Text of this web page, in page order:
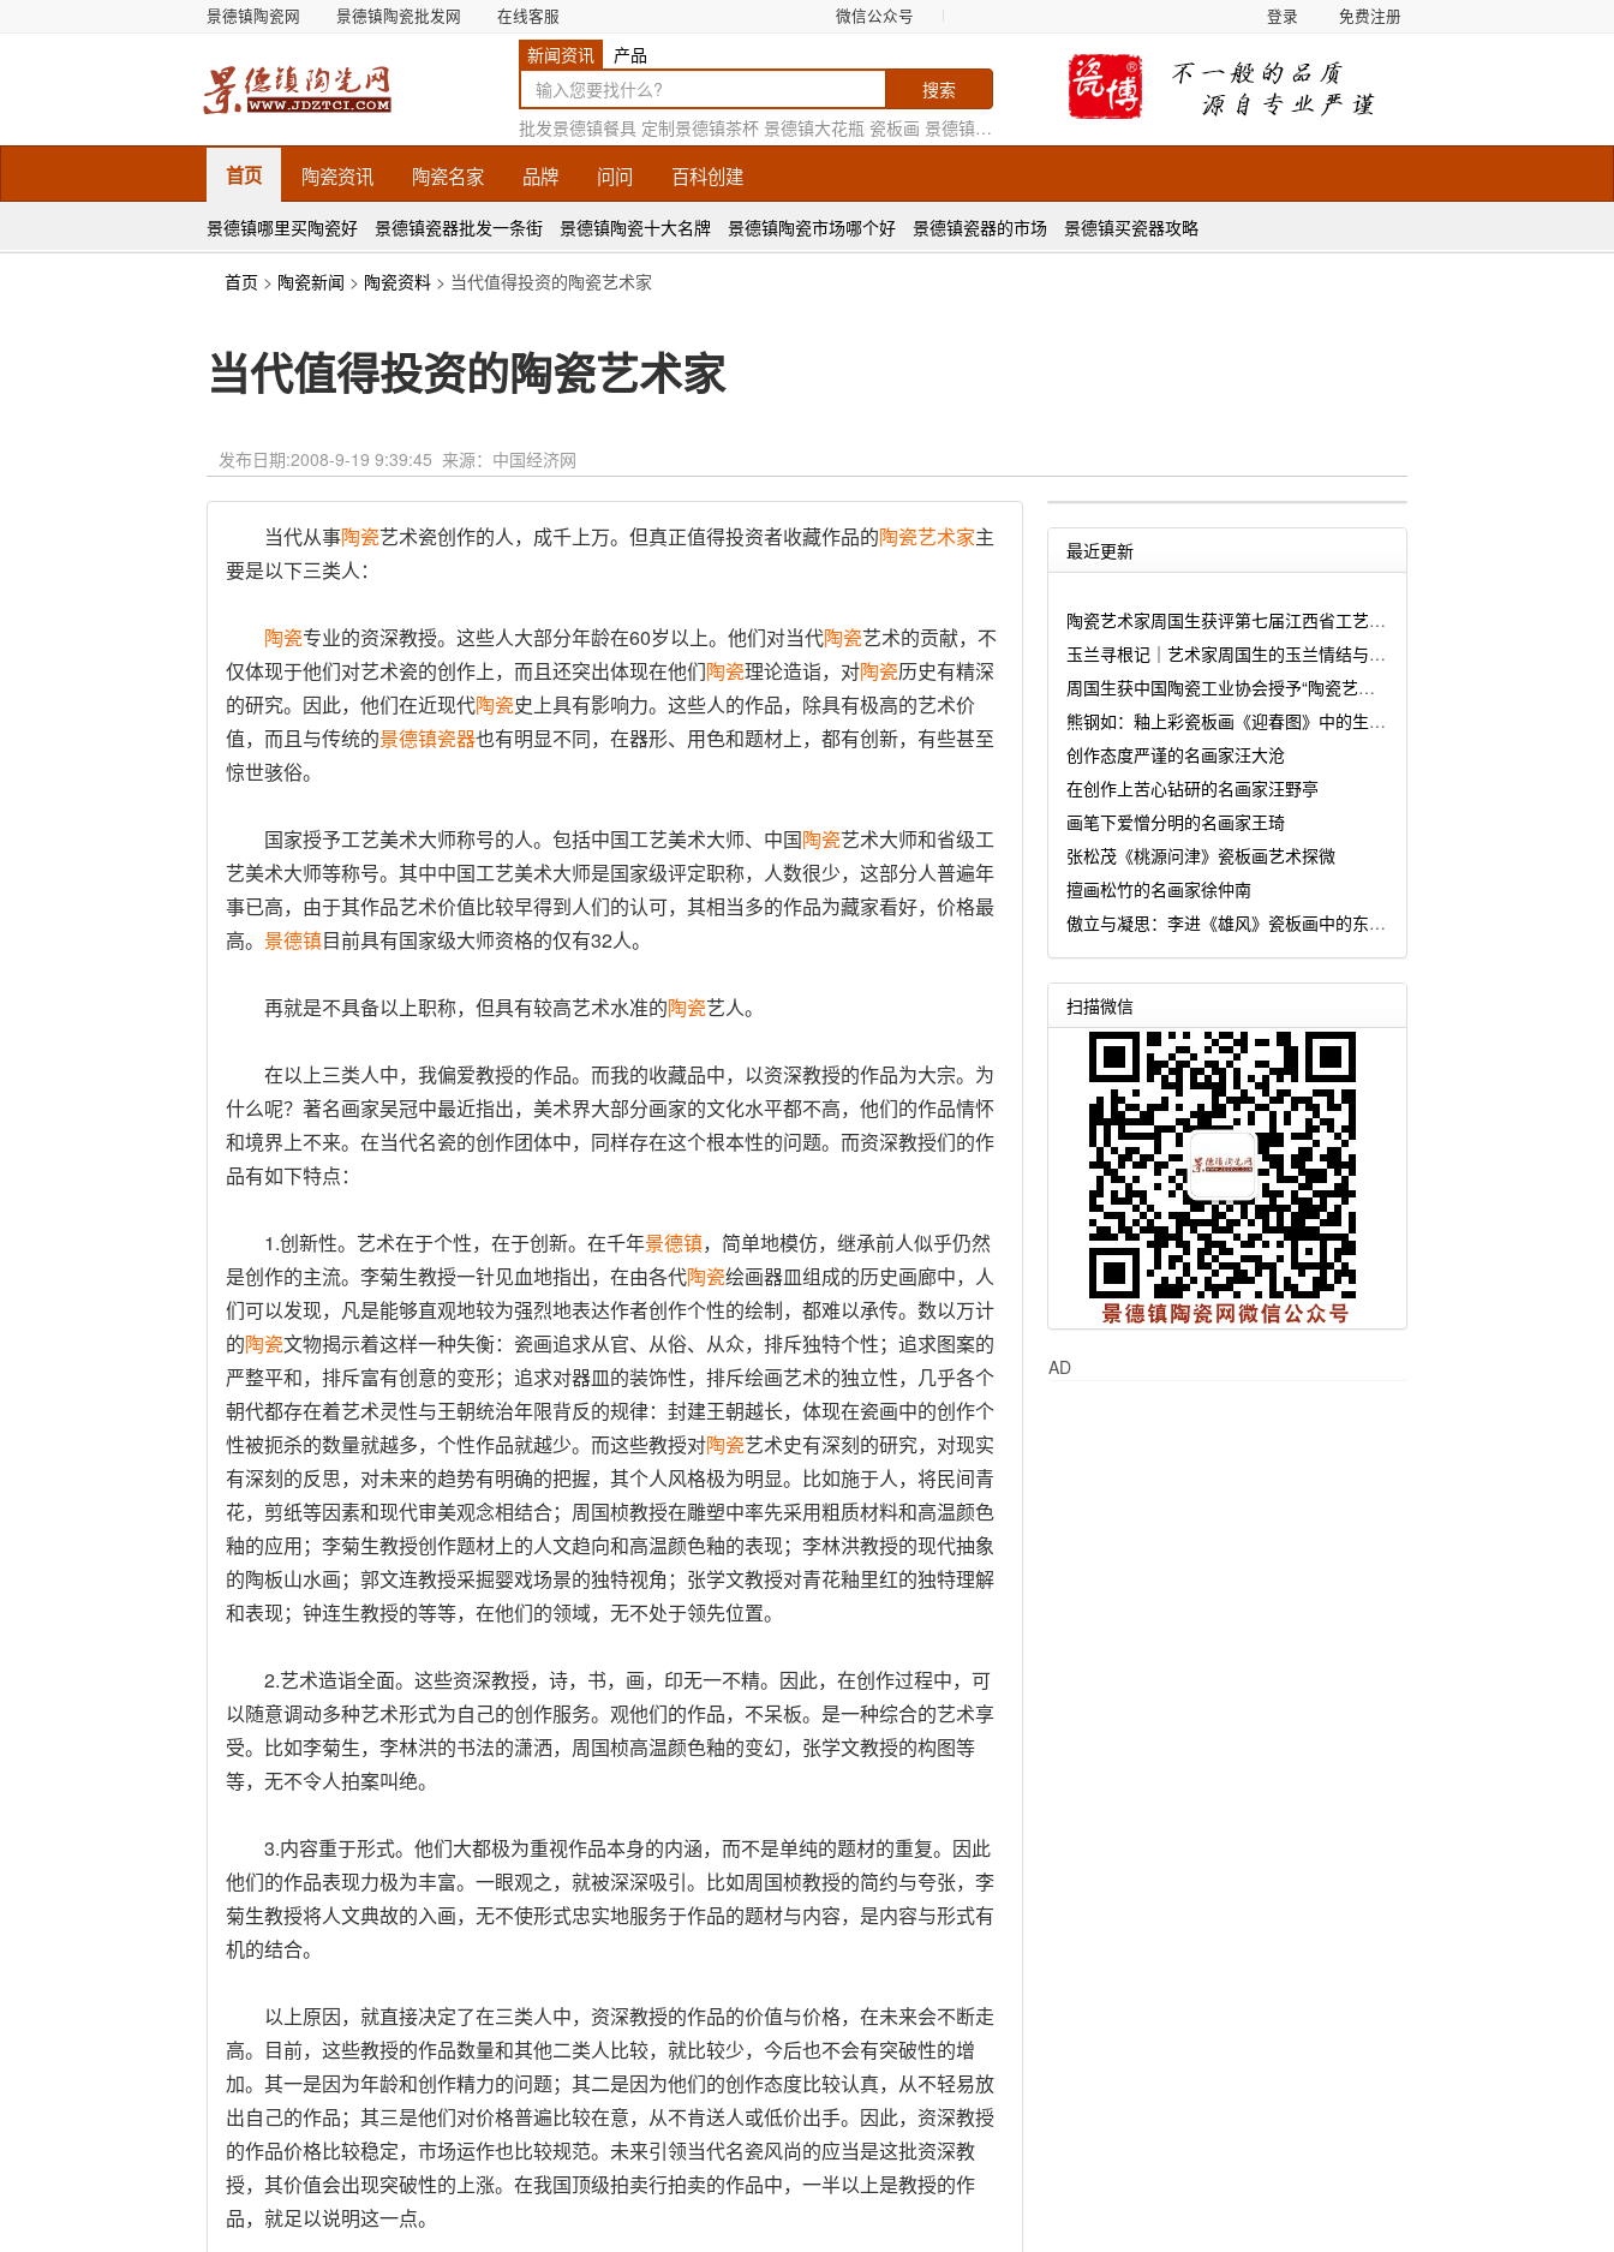
景德镇陶瓷网 景德镇陶瓷批发网 在线客服 微信公众号 登录 免费注册
新闻资讯 产品
批发景德镇餐具 定制景德镇茶杯 景德镇大花瓶 瓷板画 景德镇花瓶厂家
首页 陶瓷资讯 陶瓷名家 品牌 问问 百科创建
景德镇哪里买陶瓷好 景德镇瓷器批发一条街 景德镇陶瓷十大名牌 景德镇陶瓷市场哪个好 景德镇瓷器的市场 景德镇买瓷器攻略
首页 > 陶瓷新闻 > 陶瓷资料 > 当代值得投资的陶瓷艺术家
当代值得投资的陶瓷艺术家
发布日期:2008-9-19 9:39:45 来源：中国经济网
当代从事陶瓷艺术瓷创作的人，成千上万。但真正值得投资者收藏作品的陶瓷艺术家主
要是以下三类人：
陶瓷专业的资深教授。这些人大部分年龄在60岁以上。他们对当代陶瓷艺术的贡献，不
仅体现于他们对艺术瓷的创作上，而且还突出体现在他们陶瓷理论造诣，对陶瓷历史有精深
的研究。因此，他们在近现代陶瓷史上具有影响力。这些人的作品，除具有极高的艺术价
值，而且与传统的景德镇瓷器也有明显不同，在器形、用色和题材上，都有创新，有些甚至
惊世骇俗。
国家授予工艺美术大师称号的人。包括中国工艺美术大师、中国陶瓷艺术大师和省级工
艺美术大师等称号。其中中国工艺美术大师是国家级评定职称，人数很少，这部分人普遍年
事已高，由于其作品艺术价值比较早得到人们的认可，其相当多的作品为藏家看好，价格最
高。 景德镇目前具有国家级大师资格的仅有32人。
再就是不具备以上职称，但具有较高艺术水准的陶瓷艺人。
在以上三类人中，我偏爱教授的作品。而我的收藏品中，以资深教授的作品为大宗。为
什么呢？著名画家吴冠中最近指出，美术界大部分画家的文化水平都不高，他们的作品情怀
和境界上不来。在当代名瓷的创作团体中，同样存在这个根本性的问题。而资深教授们的作
品有如下特点：
1.创新性。艺术在于个性，在于创新。在千年景德镇，简单地模仿，继承前人似乎仍然
是创作的主流。李菊生教授一针见血地指出，在由各代陶瓷绘画器皿组成的历史画廊中，人
们可以发现，凡是能够直观地较为强烈地表达作者创作个性的绘制，都难以承传。数以万计
的陶瓷文物揭示着这样一种失衡：瓷画追求从官、从俗、从众，排斥独特个性；追求图案的
严整平和，排斥富有创意的变形；追求对器皿的装饰性，排斥绘画艺术的独立性，几乎各个
朝代都存在着艺术灵性与王朝统治年限背反的规律：封建王朝越长，体现在瓷画中的创作个
性被扼杀的数量就越多，个性作品就越少。而这些教授对陶瓷艺术史有深刻的研究，对现实
有深刻的反思，对未来的趋势有明确的把握，其个人风格极为明显。比如施于人，将民间青
花，剪纸等因素和现代审美观念相结合；周国桢教授在雕塑中率先采用粗质材料和高温颜色
釉的应用；李菊生教授创作题材上的人文趋向和高温颜色釉的表现；李林洪教授的现代抽象
的陶板山水画；郭文连教授采掘婴戏场景的独特视角；张学文教授对青花釉里红的独特理解
和表现；钟连生教授的等等，在他们的领域，无不处于领先位置。
2.艺术造诣全面。这些资深教授，诗，书，画，印无一不精。因此，在创作过程中，可
以随意调动多种艺术形式为自己的创作服务。观他们的作品，不呆板。是一种综合的艺术享
受。比如李菊生，李林洪的书法的潇洒，周国桢高温颜色釉的变幻，张学文教授的构图等
等，无不令人拍案叫绝。
3.内容重于形式。他们大都极为重视作品本身的内涵，而不是单纯的题材的重复。因此
他们的作品表现力极为丰富。一眼观之，就被深深吸引。比如周国桢教授的简约与夸张，李
菊生教授将人文典故的入画，无不使形式忠实地服务于作品的题材与内容，是内容与形式有
机的结合。
以上原因，就直接决定了在三类人中，资深教授的作品的价值与价格，在未来会不断走
高。目前，这些教授的作品数量和其他二类人比较，就比较少，今后也不会有突破性的增
加。其一是因为年龄和创作精力的问题；其二是因为他们的创作态度比较认真，从不轻易放
出自己的作品；其三是他们对价格普遍比较在意，从不肯送人或低价出手。因此，资深教授
的作品价格比较稳定，市场运作也比较规范。未来引领当代名瓷风尚的应当是这批资深教
授，其价值会出现突破性的上涨。在我国顶级拍卖行拍卖的作品中，一半以上是教授的作
品，就足以说明这一点。
最近更新
陶瓷艺术家周国生获评第七届江西省工艺美术大师
玉兰寻根记｜艺术家周国生的玉兰情结与匠心坚守
周国生获中国陶瓷工业协会授予“陶瓷艺术大师传承创新工作室”
熊钢如：釉上彩瓷板画《迎春图》中的生命诗学
创作态度严谨的名画家汪大沧
在创作上苦心钻研的名画家汪野亭
画笔下爱憎分明的名画家王琦
张松茂《桃源问津》瓷板画艺术探微
擅画松竹的名画家徐仲南
傲立与凝思：李进《雄风》瓷板画中的东方哲思
扫描微信
AD